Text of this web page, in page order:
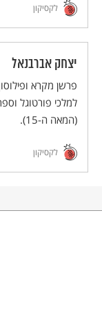
הקודש.לקסיקון
יצחק אברבנאל
פרשן מקרא
למלכי פורטוגל
(המאה ה-15).
לקסיקון